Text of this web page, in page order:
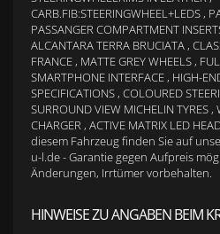
CARB.FIB:STEERINGWHEEL+LEDS ,
PASSANGER COMPARTMENT
ALCANTARA TERRA BRUCIATA ,
FRANCE , MATTE GREY WHEELS ,
SMARTPHONE INTERFACE , HIGH-
SPECIFICATIONS , COLOURED
SURROUND VIEW MICHELIN TYRES ,
CHARGER , ACTIVE MATRIX LED
diesem Fahrzeug finden Sie auf
u-l.de - Garantie gegen Aufpreis
Änderungen, Irrtümer vorbehalten.
HINWEISE ZU ANGABEN BEIM